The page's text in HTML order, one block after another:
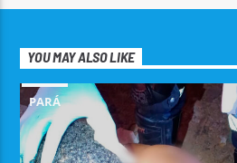
YOU MAY ALSO LIKE
PARÁ